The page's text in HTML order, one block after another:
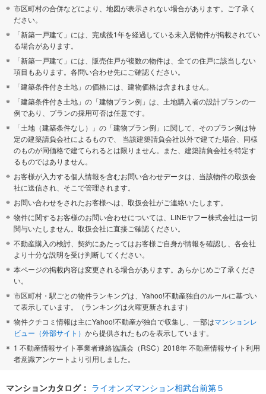
市区町村の合併などにより、地図が表示されない場合があります。ご了承く
ださい。
「新築一戸建て」には、完成後1年を経過している未入居物件が掲載されてい
る場合があります。
「新築一戸建て」には、販売住戸が複数の物件は、全ての住戸に該当しない
項目もあります。各問い合わせ先にご確認ください。
「建築条件付き土地」の価格には、建物価格は含まれません。
「建築条件付き土地」の「建物プラン例」は、土地購入者の設計プランの一
例であり、プランの採用可否は任意です。
「土地（建築条件なし）」の「建物プラン例」に関して、そのプラン例は特
定の建築請負会社によるもので、 当該建築請負会社以外で建てた場合、同様
のものが同価格で建てられるとは限りません。また、建築請負会社を特定す
るものではありません。
お客様が入力する個人情報を含むお問い合わせデータは、当該物件の取扱会
社に送信され、そこで管理されます。
お問い合わせをされたお客様へは、取扱会社がご連絡いたします。
物件に関するお客様のお問い合わせについては、LINEヤフー株式会社は一切
関与いたしません。取扱会社に直接ご確認ください。
不動産購入の検討、契約にあたってはお客様ご自身が情報を確認し、各会社
より十分な説明を受け判断してください。
本ページの掲載内容は変更される場合があります。あらかじめご了承くださ
い。
市区町村・駅ごとの物件ランキングは、Yahoo!不動産独自のルールに基づい
て表示しています。（ランキングは火曜更新されます）
物件クチコミ情報は主にYahoo!不動産が独自で収集し、一部はマンションレ
ビュー（外部サイト） から提供されたものを表示しています。
1 不動産情報サイト事業者連絡協議会（RSC）2018年 不動産情報サイト利用
者意識アンケートより引用しました。
マンションカタログ： ライオンズマンション相武台前第５